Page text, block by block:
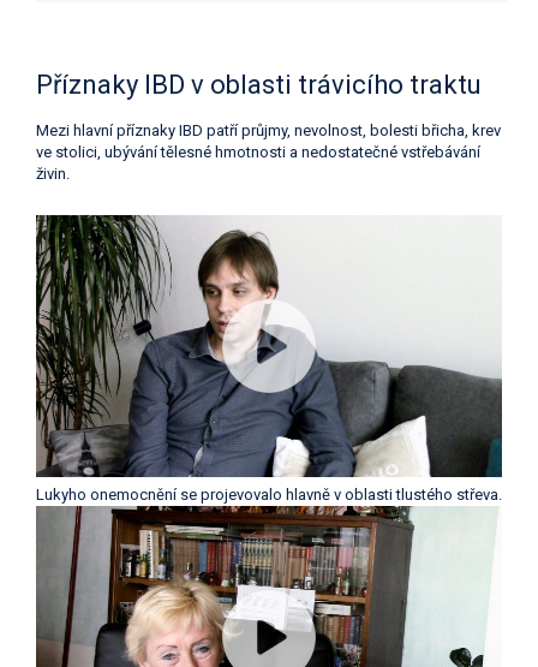
Příznaky IBD v oblasti trávicího traktu
Mezi hlavní příznaky IBD patří průjmy, nevolnost, bolesti břicha, krev
ve stolici, ubývání tělesné hmotnosti a nedostatečné vstřebávání
živin.
Lukyho onemocnění se projevovalo hlavně v oblasti tlustého střeva.